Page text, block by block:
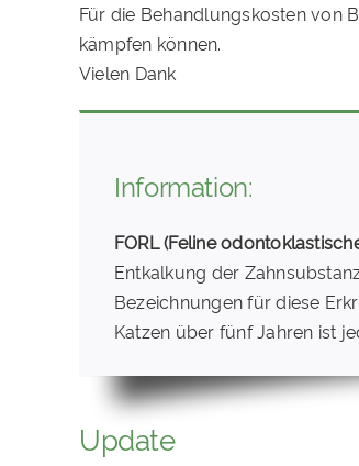
Für die Behandlungskosten von
kämpfen können.
Vielen Dank
Information:
FORL (Feline
Entkalkung der
Bezeichnungen für diese
Katzen über fünf Jahren ist
Update